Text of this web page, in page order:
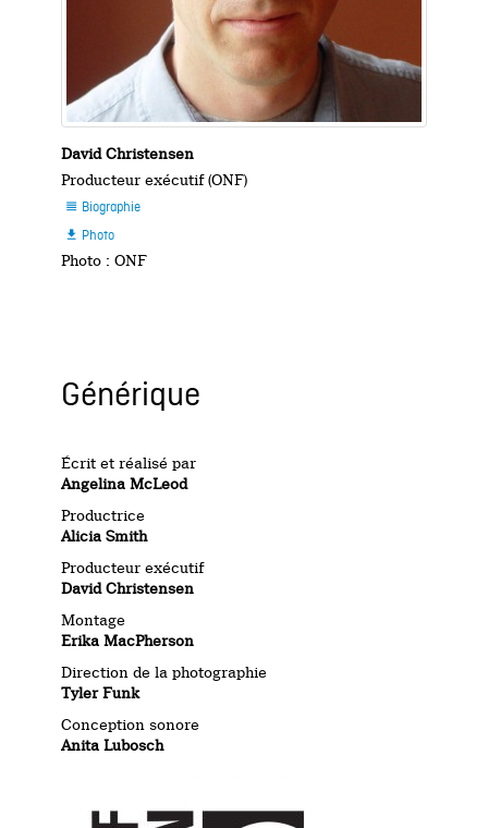
David Christensen
Producteur exécutif (ONF)
 Biographie
 Photo
Photo : ONF
Générique
Écrit et réalisé par
Angelina McLeod
Productrice
Alicia Smith
Producteur exécutif
David Christensen
Montage
Erika MacPherson
Direction de la photographie
Tyler Funk
Conception sonore
Anita Lubosch